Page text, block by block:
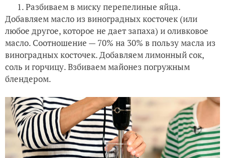
1. Разбиваем в миску перепелиные яйца.
Добавляем масло из виноградных косточек (или
любое другое, которое не дает запаха) и оливковое
масло. Соотношение — 70% на 30% в пользу масла из
виноградных косточек. Добавляем лимонный сок,
соль и горчицу. Взбиваем майонез погружным
блендером.